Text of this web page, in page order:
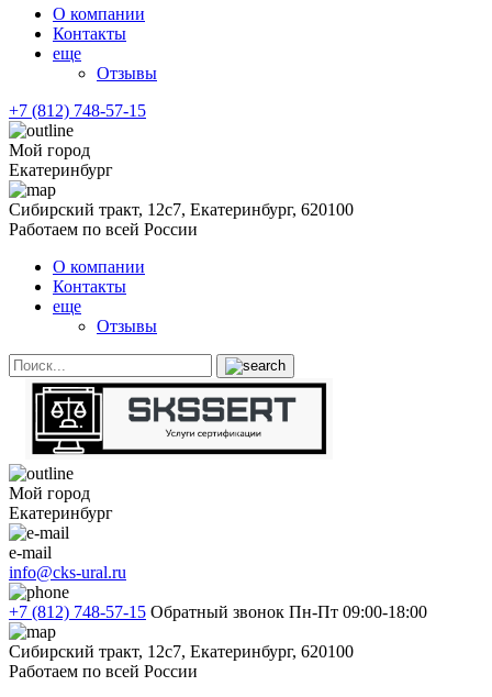
О компании
Контакты
еще
Отзывы
+7 (812) 748-57-15
Мой город
Екатеринбург
Сибирский тракт, 12с7, Екатеринбург, 620100
Работаем по всей России
О компании
Контакты
еще
Отзывы
Мой город
Екатеринбург
e-mail
info@cks-ural.ru
+7 (812) 748-57-15 Обратный звонок Пн-Пт 09:00-18:00
Сибирский тракт, 12с7, Екатеринбург, 620100
Работаем по всей России